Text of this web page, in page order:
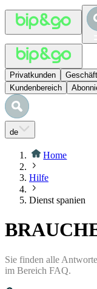
Privatkunden
Kundenbereich
de
Home
Hilfe
Dienst spanien
Sie finden alle
im Bereich FAQ.